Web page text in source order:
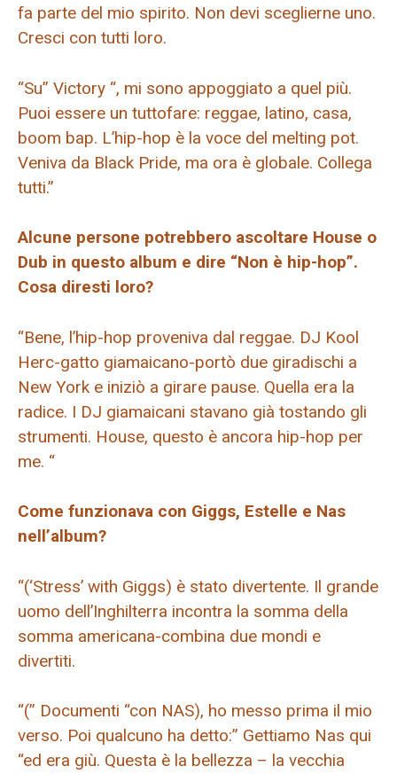
fa parte del mio spirito. Non devi sceglierne uno.
Cresci con tutti loro.
“Su” Victory “, mi sono appoggiato a quel più.
Puoi essere un tuttofare: reggae, latino, casa,
boom bap. L’hip-hop è la voce del melting pot.
Veniva da Black Pride, ma ora è globale. Collega
tutti.”
Alcune persone potrebbero ascoltare House o
Dub in questo album e dire “Non è hip-hop”.
Cosa diresti loro?
“Bene, l’hip-hop proveniva dal reggae. DJ Kool
Herc-gatto giamaicano-portò due giradischi a
New York e iniziò a girare pause. Quella era la
radice. I DJ giamaicani stavano già tostando gli
strumenti. House, questo è ancora hip-hop per
me. “
Come funzionava con Giggs, Estelle e Nas
nell’album?
“(‘Stress’ with Giggs) è stato divertente. Il grande
uomo dell’Inghilterra incontra la somma della
somma americana-combina due mondi e
divertiti.
“(” Documenti “con NAS), ho messo prima il mio
verso. Poi qualcuno ha detto:” Gettiamo Nas qui
“ed era giù. Questa è la bellezza – la vecchia